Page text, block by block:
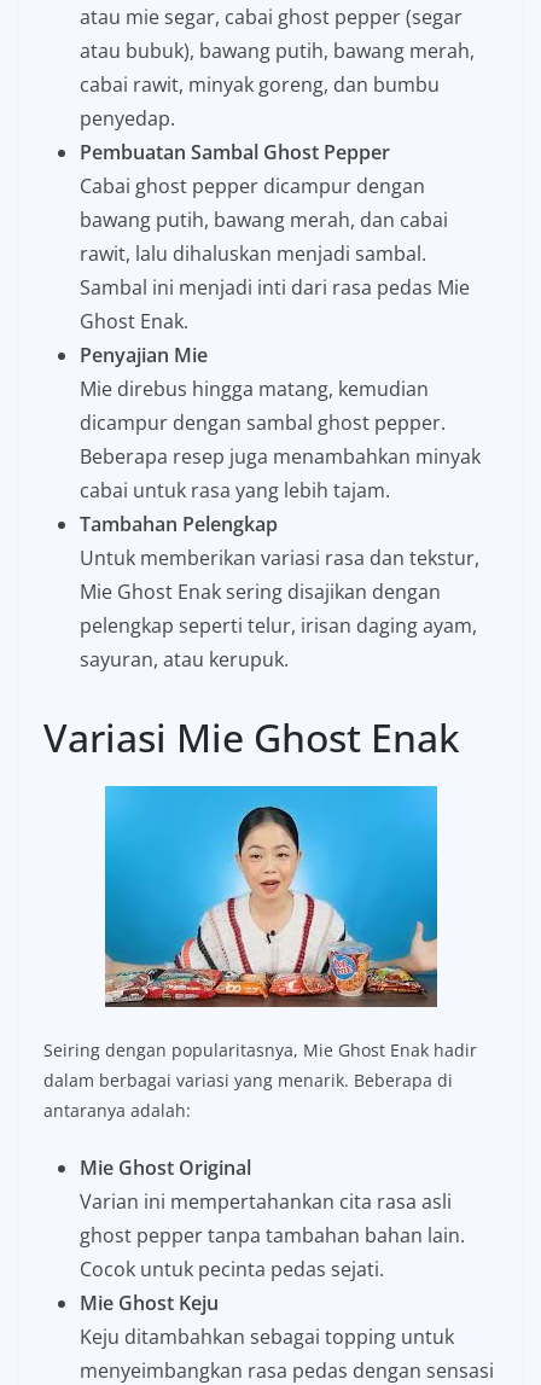
atau mie segar, cabai ghost pepper (segar
atau bubuk), bawang putih, bawang merah,
cabai rawit, minyak goreng, dan bumbu
penyedap.
Pembuatan Sambal Ghost Pepper
Cabai ghost pepper dicampur dengan
bawang putih, bawang merah, dan cabai
rawit, lalu dihaluskan menjadi sambal.
Sambal ini menjadi inti dari rasa pedas Mie
Ghost Enak.
Penyajian Mie
Mie direbus hingga matang, kemudian
dicampur dengan sambal ghost pepper.
Beberapa resep juga menambahkan minyak
cabai untuk rasa yang lebih tajam.
Tambahan Pelengkap
Untuk memberikan variasi rasa dan tekstur,
Mie Ghost Enak sering disajikan dengan
pelengkap seperti telur, irisan daging ayam,
sayuran, atau kerupuk.
Variasi Mie Ghost Enak
Seiring dengan popularitasnya, Mie Ghost Enak hadir
dalam berbagai variasi yang menarik. Beberapa di
antaranya adalah:
Mie Ghost Original
Varian ini mempertahankan cita rasa asli
ghost pepper tanpa tambahan bahan lain.
Cocok untuk pecinta pedas sejati.
Mie Ghost Keju
Keju ditambahkan sebagai topping untuk
menyeimbangkan rasa pedas dengan sensasi